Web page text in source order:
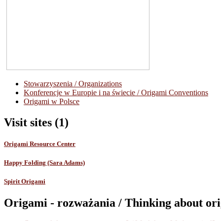
Stowarzyszenia / Organizations
Konferencje w Europie i na świecie / Origami Conventions
Origami w Polsce
Visit sites (1)
Origami Resource Center
Happy Folding (Sara Adams)
Spirit Origami
Origami - rozważania / Thinking about